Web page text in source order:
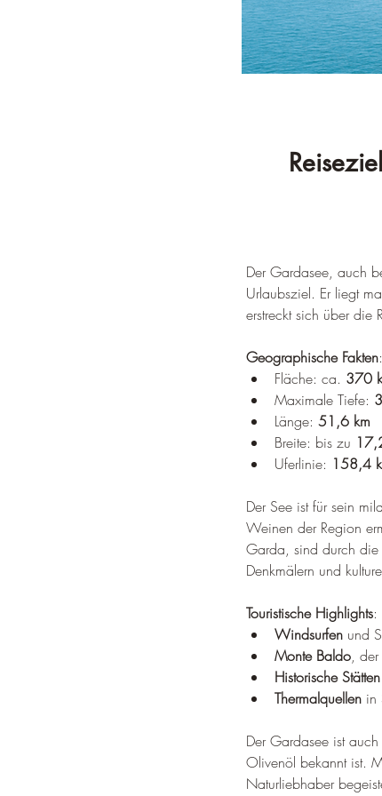
Der Gardasee, auch
Urlaubsziel. Er liegt
erstreckt sich über die
Geographische Fakten:
Fläche: ca. 370
Maximale Tiefe:
Länge: 51,6 km
Breite: bis zu
Uferlinie: 158,4
Der See ist für sein
Weinen der Region
Garda, sind durch die
Denkmälern und
Touristische Highlights:
Windsurfen und
Monte Baldo,
Historische Stätten
Thermalquellen in
Der Gardasee ist
Olivenöl bekannt ist.
Naturliebhaber